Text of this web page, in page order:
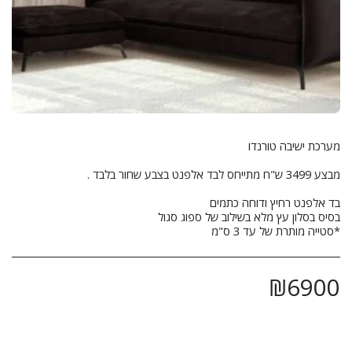
*סטייה מותרת של עד 3 ס"מ
₪6900